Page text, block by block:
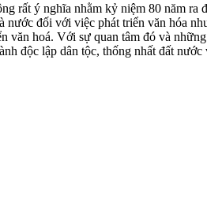
rất ý nghĩa nhằm kỷ niệm 80 năm ra
nước đối với việc phát triển văn hóa
văn hoá. Với sự quan tâm đó và
độc lập dân tộc, thống nhất đất